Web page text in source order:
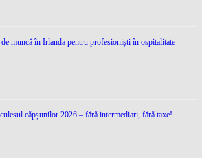
muncă în Irlanda pentru profesioniști în ospitalitate
căpșunilor 2026 – fără intermediari, fără taxe!